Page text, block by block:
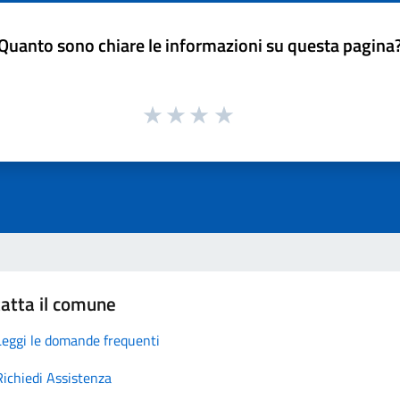
sono chiare le informazioni su questa
il comune
le domande frequenti
Assistenza